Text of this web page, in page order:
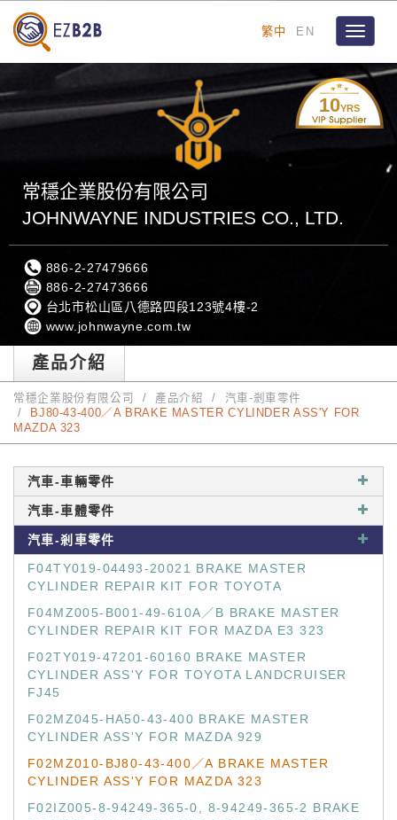
繁中 EN
Toggle
10YRS
常穩企業股份有限公司
JOHNWAYNE INDUSTRIES CO., LTD.
886-2-27479666
886-2-27473666
台北市松山區八德路四段123號4樓-2
www.johnwayne.com.tw
產品介紹
常穩企業股份有限公司 產品介紹
汽車-剎車零件
BJ80-43-400／A BRAKE MASTER CYLINDER ASS'Y FOR
MAZDA 323
汽車-車輛零件
汽車-車體零件
汽車-剎車零件
F04TY019-04493-20021 BRAKE MASTER
CYLINDER REPAIR KIT FOR TOYOTA
F04MZ005-B001-49-610A／B BRAKE MASTER
CYLINDER REPAIR KIT FOR MAZDA E3 323
F02TY019-47201-60160 BRAKE MASTER
CYLINDER ASS'Y FOR TOYOTA LANDCRUISER
FJ45
F02MZ045-HA50-43-400 BRAKE MASTER
CYLINDER ASS'Y FOR MAZDA 929
F02MZ010-BJ80-43-400／A BRAKE MASTER
CYLINDER ASS'Y FOR MAZDA 323
F02IZ005-8-94249-365-0, 8-94249-365-2 BRAKE